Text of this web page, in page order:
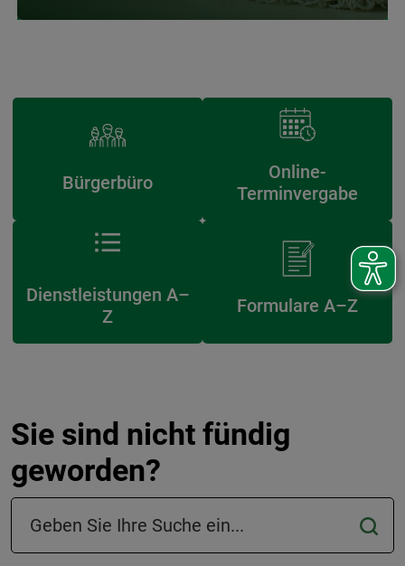
Bürgerbüro
Online-
Terminvergabe
Dienstleistungen A–
Z
Formulare A–Z
Sie sind nicht fündig
geworden?
Suchfeld in der Fußzeile